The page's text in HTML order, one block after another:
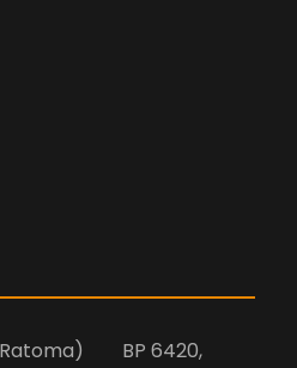
Ratoma) BP 6420,